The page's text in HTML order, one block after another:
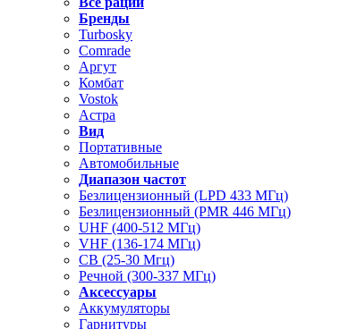
Бренды
Turbosky
Comrade
Аргут
Комбат
Vostok
Астра
Вид
Портативные
Автомобильные
Диапазон частот
Безлицензионный (LPD 433 МГц)
Безлицензионный (PMR 446 МГц)
UHF (400-512 МГц)
VHF (136-174 МГц)
CB (25-30 Мгц)
Речной (300-337 МГц)
Аксессуары
Аккумуляторы
Гарнитуры